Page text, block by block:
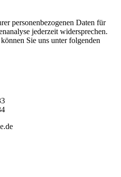
personenbezogenen Daten für
jederzeit widersprechen.
Sie uns unter folgenden